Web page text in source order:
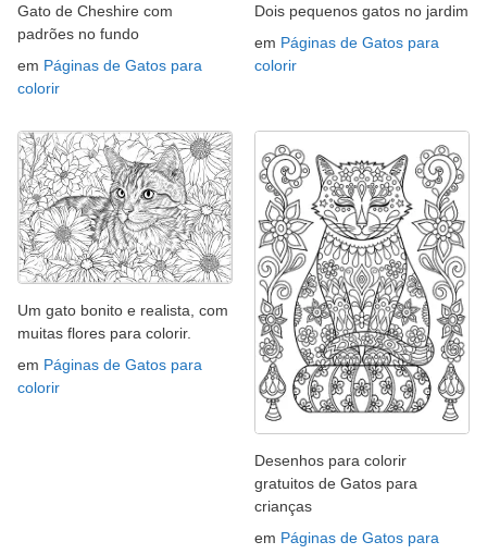
Gato de Cheshire com
padrões no fundo
em Páginas de Gatos para
colorir
Dois pequenos gatos no jardim
em Páginas de Gatos para
colorir
Um gato bonito e realista, com
muitas flores para colorir.
em Páginas de Gatos para
colorir
Desenhos para colorir
gratuitos de Gatos para
crianças
em Páginas de Gatos para